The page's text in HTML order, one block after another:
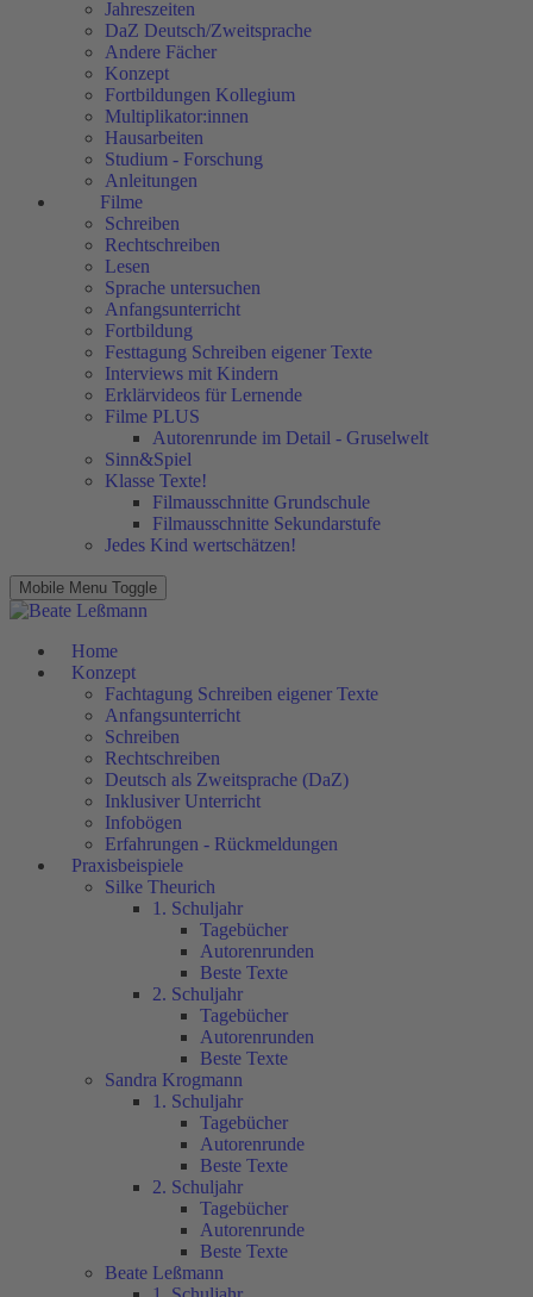
Jahreszeiten
DaZ Deutsch/Zweitsprache
Andere Fächer
Konzept
Fortbildungen Kollegium
Multiplikator:innen
Hausarbeiten
Studium - Forschung
Anleitungen
Filme
Schreiben
Rechtschreiben
Lesen
Sprache untersuchen
Anfangsunterricht
Fortbildung
Festtagung Schreiben eigener Texte
Interviews mit Kindern
Erklärvideos für Lernende
Filme PLUS
Autorenrunde im Detail - Gruselwelt
Sinn&Spiel
Klasse Texte!
Filmausschnitte Grundschule
Filmausschnitte Sekundarstufe
Jedes Kind wertschätzen!
Mobile Menu Toggle
Home
Konzept
Fachtagung Schreiben eigener Texte
Anfangsunterricht
Schreiben
Rechtschreiben
Deutsch als Zweitsprache (DaZ)
Inklusiver Unterricht
Infobögen
Erfahrungen - Rückmeldungen
Praxisbeispiele
Silke Theurich
1. Schuljahr
Tagebücher
Autorenrunden
Beste Texte
2. Schuljahr
Tagebücher
Autorenrunden
Beste Texte
Sandra Krogmann
1. Schuljahr
Tagebücher
Autorenrunde
Beste Texte
2. Schuljahr
Tagebücher
Autorenrunde
Beste Texte
Beate Leßmann